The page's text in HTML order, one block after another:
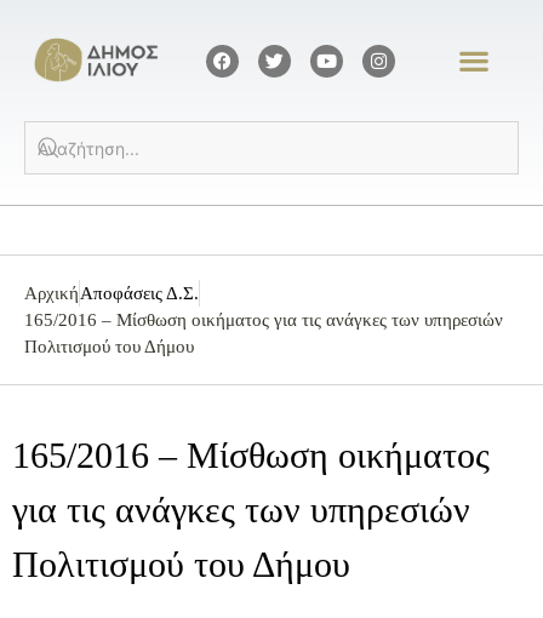
ΑρχικήΑποφάσεις Δ.Σ.
165/2016 – Μίσθωση οικήματος για τις ανάγκες των υπηρεσιών
Πολιτισμού του Δήμου
165/2016 – Μίσθωση οικήματος
για τις ανάγκες των υπηρεσιών
Πολιτισμού του Δήμου